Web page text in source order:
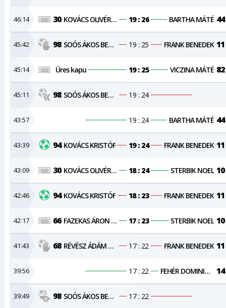
39:49 98 SOÓS ÁKOS BENDEGÚZ 17 : 22
39:56 17 : 22 FEHÉR DOMINIK JÓZSEF 14
41:43 68 RÉVÉSZ ÁDÁM VILMOS 17 : 22 FRANK BENEDEK 11
42:17 66 FAZEKAS ÁRON NÁNDOR 17 : 23 STERBIK NOEL 10
42:46 94 KOVÁCS KRISTÓF 18 : 23 FRANK BENEDEK 11
43:09 30 KOVÁCS OLIVÉR MÁTÉ 18 : 24 STERBIK NOEL 10
43:39 94 KOVÁCS KRISTÓF 19 : 24 FRANK BENEDEK 11
43:57 19 : 24 BARTHA MÁTÉ 44
45:11 98 SOÓS ÁKOS BENDEGÚZ 19 : 24
45:14 Üres kapu 19 : 25 VICZINA MÁTÉ 82
45:42 98 SOÓS ÁKOS BENDEGÚZ 19 : 25 FRANK BENEDEK 11
46:14 30 KOVÁCS OLIVÉR MÁTÉ 19 : 26 BARTHA MÁTÉ 44